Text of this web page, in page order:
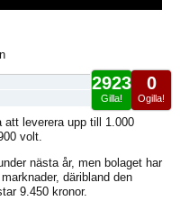
0
Ogilla!
2923
Gilla!
att leverera upp till 1.000
volt.
nästa år, men bolaget har
däribland den
9.450 kronor.